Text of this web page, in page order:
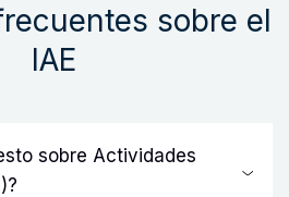
sobre el
IAE
sobre Actividades